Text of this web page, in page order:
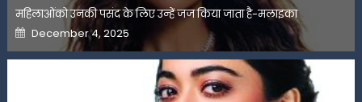
महिलाओंको उनकी पसंद के लिए उन्हें जज किया जाता है-मलाइका
Posted
on
December 4, 2025